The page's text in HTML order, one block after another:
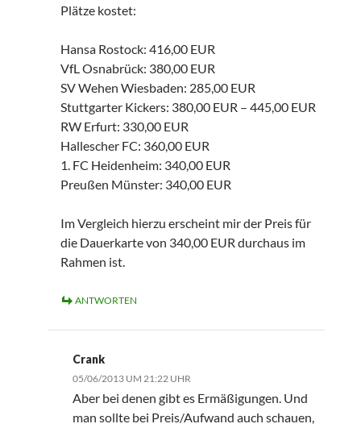
Plätze kostet:
Hansa Rostock: 416,00 EUR
VfL Osnabrück: 380,00 EUR
SV Wehen Wiesbaden: 285,00 EUR
Stuttgarter Kickers: 380,00 EUR – 445,00 EUR
RW Erfurt: 330,00 EUR
Hallescher FC: 360,00 EUR
1. FC Heidenheim: 340,00 EUR
Preußen Münster: 340,00 EUR
Im Vergleich hierzu erscheint mir der Preis für
die Dauerkarte von 340,00 EUR durchaus im
Rahmen ist.
ANTWORTEN
Crank
05/06/2013 UM 21:22 UHR
Aber bei denen gibt es Ermäßigungen. Und
man sollte bei Preis/Aufwand auch schauen,